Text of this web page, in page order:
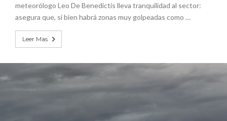
meteorólogo Leo De Benedictis lleva tranquilidad al sector:
asegura que, si bien habrá zonas muy golpeadas como …
Leer Mas